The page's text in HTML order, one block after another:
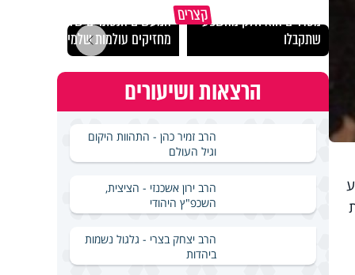
קצריםמסדרים הוא חלק מהשפע
שתקבלו
המעשים הנסתרים שלנו
מחזיקים עולמות שלמים
הרצאות ושיעורים
הרב זמיר כהן - התהוות היקום
וגיל העולם
הרב ירון אשכנזי - הציצית,
השכפ"ץ היהודי
הרב יצחק בצרי - גלגול נשמות
ביהדות